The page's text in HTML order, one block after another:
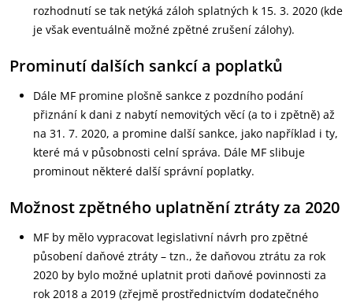
rozhodnutí se tak netýká záloh splatných k 15. 3. 2020 (kde
je však eventuálně možné zpětné zrušení zálohy).
Prominutí dalších sankcí a poplatků
Dále MF promine plošně sankce z pozdního podání
přiznání k dani z nabytí nemovitých věcí (a to i zpětně) až
na 31. 7. 2020, a promine další sankce, jako například i ty,
které má v působnosti celní správa. Dále MF slibuje
prominout některé další správní poplatky.
Možnost zpětného uplatnění ztráty za 2020
MF by mělo vypracovat legislativní návrh pro zpětné
působení daňové ztráty – tzn., že daňovou ztrátu za rok
2020 by bylo možné uplatnit proti daňové povinnosti za
rok 2018 a 2019 (zřejmě prostřednictvím dodatečného